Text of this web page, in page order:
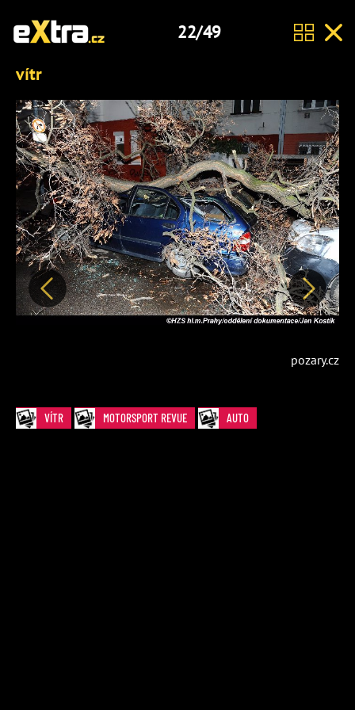
22/49
vítr
Předchozí Další
pozary.cz
VÍTR MOTORSPORT REVUE AUTO